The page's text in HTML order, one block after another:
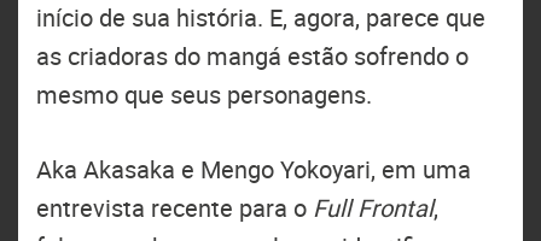
início de sua história. E, agora, parece que
as criadoras do mangá estão sofrendo o
mesmo que seus personagens.
Aka Akasaka e Mengo Yokoyari, em uma
entrevista recente para o Full Frontal,